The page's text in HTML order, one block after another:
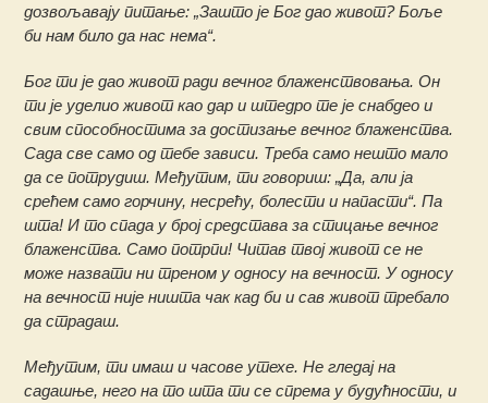
дозвољавају питање: „Зашто је Бог дао живот? Боље
би нам било да нас нема“.
Бог ти је дао живот ради вечног блаженствовања. Он
ти је уделио живот као дар и штедро те је снабдео и
свим способностима за достизање вечног блаженства.
Сада све само од тебе зависи. Треба само нешто мало
да се потрудиш. Међутим, ти говориш: „Да, али ја
срећем само горчину, несрећу, болести и напасти“. Па
шта! И то спада у број средстава за стицање вечног
блаженства. Само потрпи! Читав твој живот се не
може назвати ни треном у односу на вечност. У односу
на вечност није ништа чак кад би и сав живот требало
да страдаш.
Међутим, ти имаш и часове утехе. Не гледај на
садашње, него на то шта ти се спрема у будућности, и